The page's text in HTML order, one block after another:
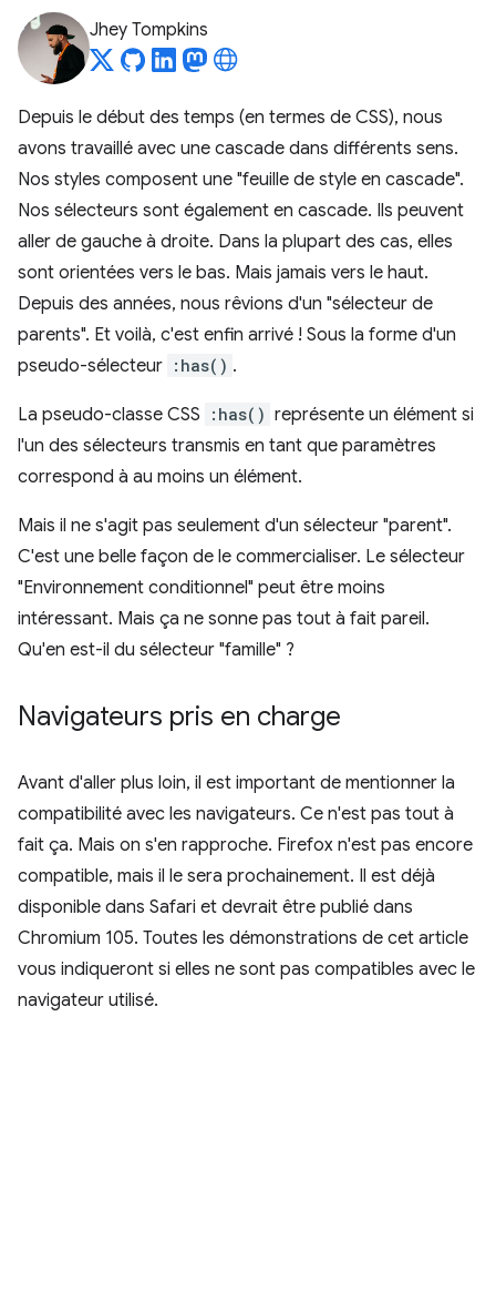
Jhey Tompkins
Depuis le début des temps (en termes de CSS), nous
avons travaillé avec une cascade dans différents sens.
Nos styles composent une "feuille de style en cascade".
Nos sélecteurs sont également en cascade. Ils peuvent
aller de gauche à droite. Dans la plupart des cas, elles
sont orientées vers le bas. Mais jamais vers le haut.
Depuis des années, nous rêvions d'un "sélecteur de
parents". Et voilà, c'est enfin arrivé ! Sous la forme d'un
pseudo-sélecteur :has() .
La pseudo-classe CSS :has() représente un élément si
l'un des sélecteurs transmis en tant que paramètres
correspond à au moins un élément.
Mais il ne s'agit pas seulement d'un sélecteur "parent".
C'est une belle façon de le commercialiser. Le sélecteur
"Environnement conditionnel" peut être moins
intéressant. Mais ça ne sonne pas tout à fait pareil.
Qu'en est-il du sélecteur "famille" ?
Navigateurs pris en charge
Avant d'aller plus loin, il est important de mentionner la
compatibilité avec les navigateurs. Ce n'est pas tout à
fait ça. Mais on s'en rapproche. Firefox n'est pas encore
compatible, mais il le sera prochainement. Il est déjà
disponible dans Safari et devrait être publié dans
Chromium 105. Toutes les démonstrations de cet article
vous indiqueront si elles ne sont pas compatibles avec le
navigateur utilisé.